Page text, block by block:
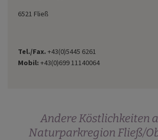
6521 Fließ
Tel./Fax. +43(0)5445 6261
Mobil: +43(0)699 11140064
Andere Köstlichkeiten
Naturparkregion Fließ/